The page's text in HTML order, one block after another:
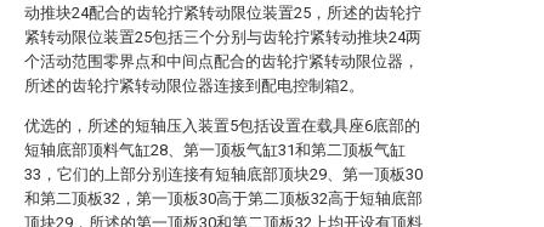
动推块24配合的齿轮拧紧转动限位装置25，所述的齿轮拧
紧转动限位装置25包括三个分别与齿轮拧紧转动推块24两
个活动范围零界点和中间点配合的齿轮拧紧转动限位器，
所述的齿轮拧紧转动限位器连接到配电控制箱2。
优选的，所述的短轴压入装置5包括设置在载具座6底部的
短轴底部顶料气缸28、第一顶板气缸31和第二顶板气缸
33，它们的上部分别连接有短轴底部顶块29、第一顶板30
和第二顶板32，第一顶板30高于第二顶板32高于短轴底部
顶块29，所述的第一顶板30和第二顶板32上均开设有顶料